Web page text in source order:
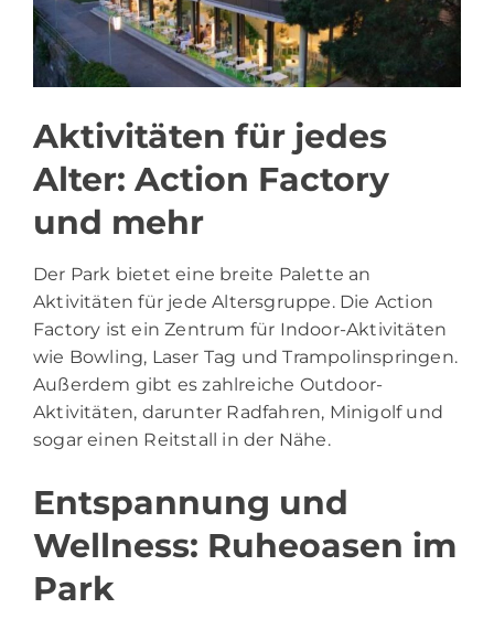
Aktivitäten für jedes
Alter: Action Factory
und mehr
Der Park bietet eine breite Palette an
Aktivitäten für jede Altersgruppe. Die Action
Factory ist ein Zentrum für Indoor-Aktivitäten
wie Bowling, Laser Tag und Trampolinspringen.
Außerdem gibt es zahlreiche Outdoor-
Aktivitäten, darunter Radfahren, Minigolf und
sogar einen Reitstall in der Nähe.
Entspannung und
Wellness: Ruheoasen im
Park